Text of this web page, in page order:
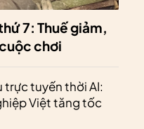
7: Thuế giảm,
chơi
trực tuyến thời AI:
Việt tăng tốc